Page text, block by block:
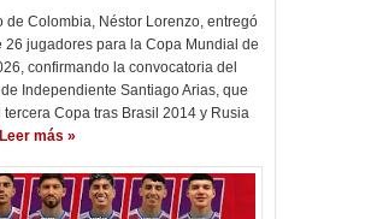
de Colombia, Néstor Lorenzo, entregó
26 jugadores para la Copa Mundial de
confirmando la convocatoria del
Independiente Santiago Arias, que
tercera Copa tras Brasil 2014 y Rusia
Leer más »